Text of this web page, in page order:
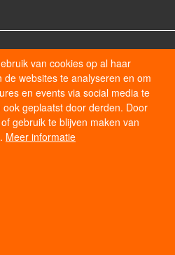
| Alle rechten voorbehouden.
van cookies op al haar
websites te analyseren en om
en events via social media te
geplaatst door derden. Door
gebruik te blijven maken van
Meer informatie